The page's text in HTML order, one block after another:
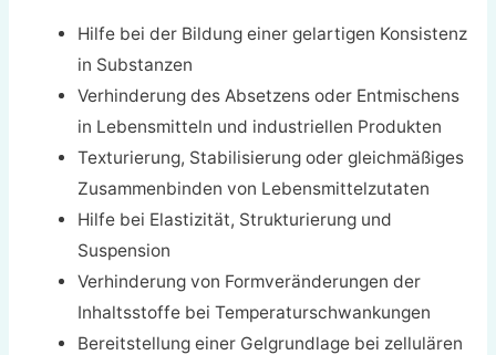
Hilfe bei der Bildung einer gelartigen Konsistenz
in Substanzen
Verhinderung des Absetzens oder Entmischens
in Lebensmitteln und industriellen Produkten
Texturierung, Stabilisierung oder gleichmäßiges
Zusammenbinden von Lebensmittelzutaten
Hilfe bei Elastizität, Strukturierung und
Suspension
Verhinderung von Formveränderungen der
Inhaltsstoffe bei Temperaturschwankungen
Bereitstellung einer Gelgrundlage bei zellulären